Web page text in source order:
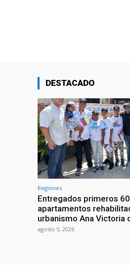
DESTACADO
Regiones
Entregados primeros 60
apartamentos
urbanismo Ana Victoria
agosto 5, 2026